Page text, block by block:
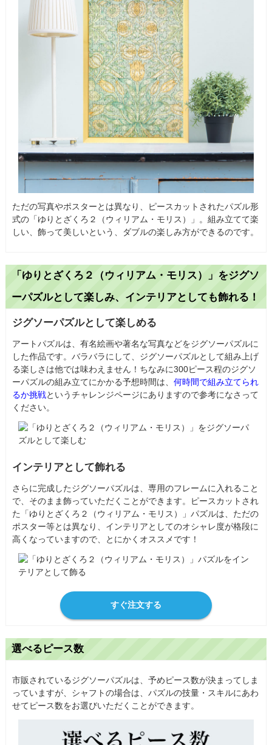
ただの写真やポスターとは異なり、ピースカットされたパズル形
式の「ゆりとざくろ２（ウィリアム・モリス）」。組み立てて楽
しい、飾って美しいという、ダブルの楽しみ方ができるのです。
「ゆりとざくろ２（ウィリアム・モリス）」をジグソ
ーパズルとして楽しみ、インテリアとしても飾れる！
ジグソーパズルとして楽しめる
アートパズルは、有名絵画や著名な写真などをジグソーパズルに
した作品です。バラバラにして、ジグソーパズルとして組み上げ
る楽しさは他では味わえません！ちなみに300ピース程のジグソ
ーパズルの組み立てにかかる予想時間は、 何時間で組み立てられ
るか挑戦というチャレンジページにありますので参考になさって
ください。
インテリアとして飾れる
さらに完成したジグソーパズルは、専用のフレームに入れること
で、そのまま飾っていただくことができます。ピースカットされ
た「ゆりとざくろ２（ウィリアム・モリス）」パズルは、ただの
ポスター等とは異なり、インテリアとしてのオシャレ度が格段に
高くなっていますので、とにかくオススメです！
すぐ注文する
選べるピース数
市販されているジグソーパズルは、予めピース数が決まってしま
っていますが、シャフトの場合は、パズルの技量・スキルにあわ
せてピース数をお選びいただくことができます。